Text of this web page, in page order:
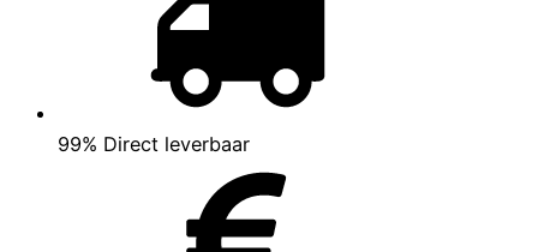
99% Direct leverbaar